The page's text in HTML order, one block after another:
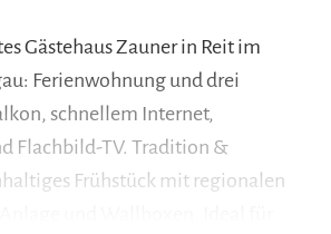
Gästehaus Zauner in Reit im
Ferienwohnung und drei
schnellem Internet,
Flachbild-TV. Tradition &
Frühstück mit regionalen